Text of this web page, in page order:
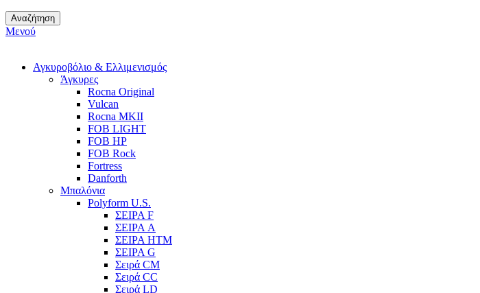
Αναζήτηση
Μενού
Αγκυροβόλιο & Ελλιμενισμός
Άγκυρες
Rocna Original
Vulcan
Rocna MKII
FOB LIGHT
FOB HP
FOB Rock
Fortress
Danforth
Μπαλόνια
Polyform U.S.
ΣΕΙΡΑ F
ΣΕΙΡΑ A
ΣΕΙΡΑ HTM
ΣΕΙΡΑ G
Σειρά CM
Σειρά CC
Σειρά LD